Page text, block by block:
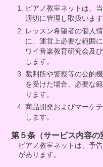
ピアノ教室ネットは、
適切に管理し取扱います
レッスン希望者の個人
に、運営上必要な範囲
ワイ音楽教育研究会及
します。
裁判所や警察等の公的
を受けた場合、必要な
ります。
商品開発およびマーケ
します。
第５条（サービス内容の
ピアノ教室ネットは、予
があります。